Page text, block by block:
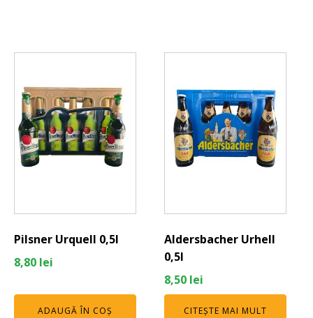
Pilsner Urquell 0,5l
8,80 lei
ADAUGĂ ÎN COȘ
Aldersbacher Urhell
0,5l
8,50 lei
CITEȘTE MAI MULT